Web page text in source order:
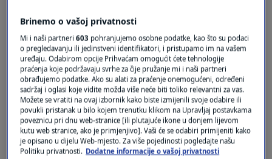
Oglas
Kate Middleton emotivno o borbi protiv
raka na dirljivom božićnom koncertu
Brinemo o vašoj privatnosti
Mi i naši partneri603 pohranjujemo osobne podatke, kao što su podaci
o pregledavanju ili jedinstveni identifikatori, i pristupamo im na vašem
uređaju. Odabirom opcije Prihvaćam omogućit ćete tehnologije
praćenja koje podržavaju svrhe za čije pružanje mi i naši partneri
obrađujemo podatke. Ako su alati za praćenje onemogućeni, određeni
sadržaj i oglasi koje vidite možda više neće biti toliko relevantni za vas.
Možete se vratiti na ovaj izbornik kako biste izmijenili svoje odabire ili
povukli pristanak u bilo kojem trenutku klikom na Upravljaj postavkama
poveznicu pri dnu web-stranice [ili plutajuće ikone u donjem lijevom
kutu web stranice, ako je primjenjivo]. Vaši će se odabiri primijeniti kako
je opisano u dijelu Web-mjesto. Za više pojedinosti pogledajte našu
Politiku privatnosti. Dodatne informacije o vašoj privatnosti